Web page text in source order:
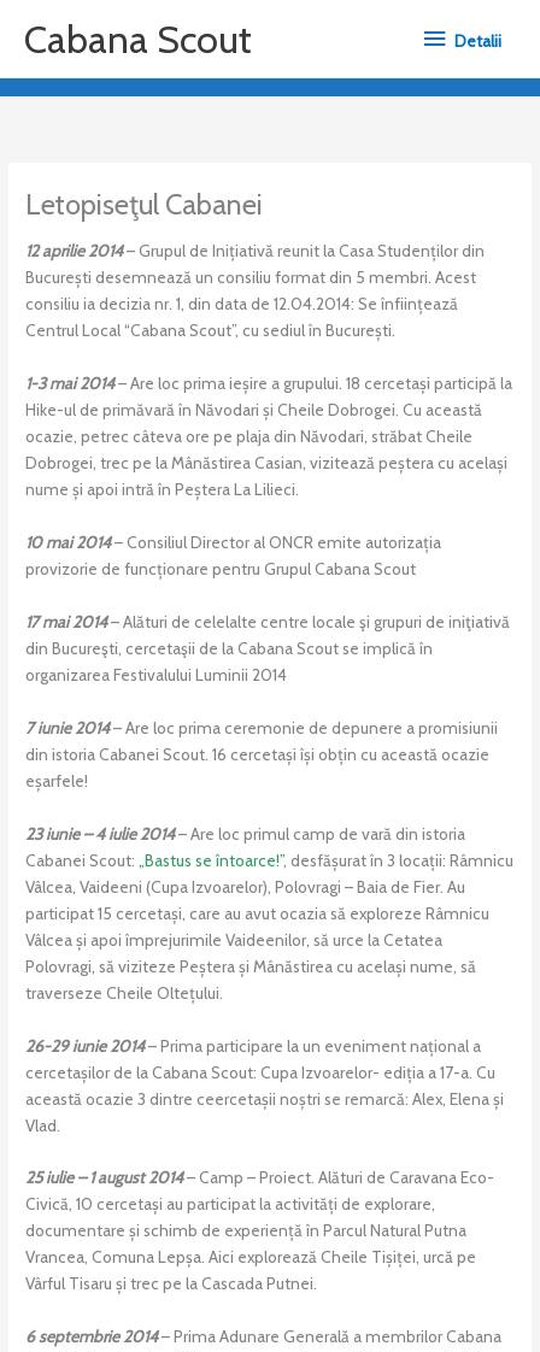
Cabana Scout DetaliiDetalii
Letopiseţul Cabanei
12 aprilie 2014– Grupul de Inițiativă reunit la Casa Studenților din
București desemnează un consiliu format din 5 membri. Acest
consiliu ia decizia nr. 1, din data de 12.04.2014: Se înființează
Centrul Local “Cabana Scout”, cu sediul în București.
1-3 mai 2014– Are loc prima ieșire a grupului. 18 cercetași participă la
Hike-ul de primăvară în Năvodari și Cheile Dobrogei. Cu această
ocazie, petrec câteva ore pe plaja din Năvodari, străbat Cheile
Dobrogei, trec pe la Mânăstirea Casian, vizitează peștera cu același
nume și apoi intră în Peștera La Lilieci.
10 mai 2014– Consiliul Director al ONCR emite autorizația
provizorie de funcționare pentru Grupul Cabana Scout
17 mai 2014– Alături de celelalte centre locale şi grupuri de iniţiativă
din Bucureşti, cercetaşii de la Cabana Scout se implică în
organizarea Festivalului Luminii 2014
7 iunie 2014– Are loc prima ceremonie de depunere a promisiunii
din istoria Cabanei Scout. 16 cercetași își obțin cu această ocazie
eșarfele!
23 iunie – 4 iulie 2014– Are loc primul camp de vară din istoria
Cabanei Scout: „Bastus se întoarce!”, desfășurat în 3 locații: Râmnicu
Vâlcea, Vaideeni (Cupa Izvoarelor), Polovragi – Baia de Fier. Au
participat 15 cercetași, care au avut ocazia să exploreze Râmnicu
Vâlcea și apoi împrejurimile Vaideenilor, să urce la Cetatea
Polovragi, să viziteze Peștera și Mânăstirea cu același nume, să
traverseze Cheile Oltețului.
26-29 iunie 2014– Prima participare la un eveniment național a
cercetașilor de la Cabana Scout: Cupa Izvoarelor- ediția a 17-a. Cu
această ocazie 3 dintre ceercetașii noștri se remarcă: Alex, Elena și
Vlad.
25 iulie – 1 august 2014– Camp – Proiect. Alături de Caravana Eco-
Civică, 10 cercetași au participat la activități de explorare,
documentare și schimb de experiență în Parcul Natural Putna
Vrancea, Comuna Lepșa. Aici explorează Cheile Tișiței, urcă pe
Vârful Tisaru și trec pe la Cascada Putnei.
6 septembrie 2014– Prima Adunare Generală a membrilor Cabana